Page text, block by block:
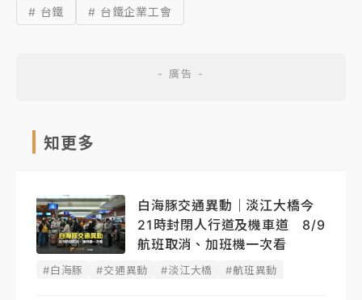
# 台鐵 # 台鐵企業工會
知更多
白海豚交通異動｜淡江大橋今
21時封閉人行道及機車道 8/9
航班取消、加班機一次看
#白海豚 #交通異動 #淡江大橋 #航班異動